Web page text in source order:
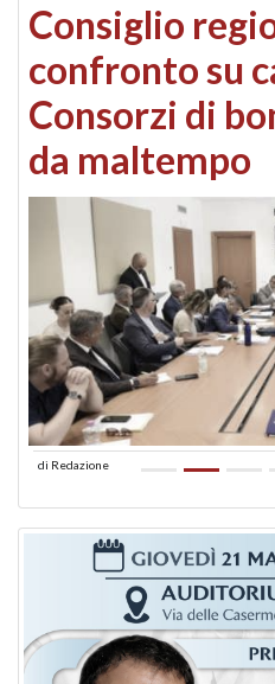
Consiglio
confronto su
Consorzi di
da maltempo
di Redazione